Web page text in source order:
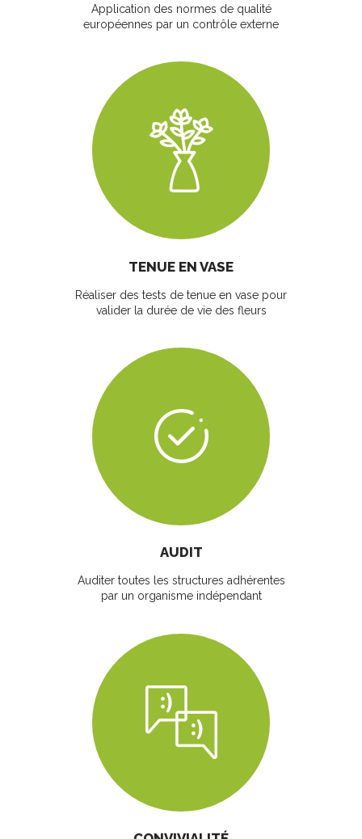
Application des normes de qualité
européennes par un contrôle externe
TENUE EN VASE
Réaliser des tests de tenue en vase pour
valider la durée de vie des fleurs
AUDIT
Auditer toutes les structures adhérentes
par un organisme indépendant